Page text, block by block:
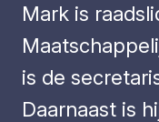
Mark is
is de
Daarnaast is